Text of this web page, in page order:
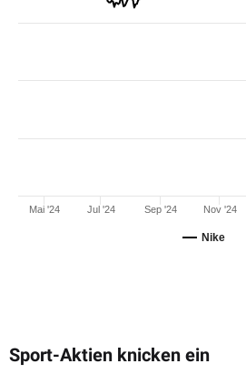
Nike
Mai '24 Jul '24 Sep '24 Nov '24
Sport-Aktien knicken ein